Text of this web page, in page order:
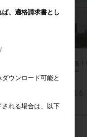
選べる
スター
すべてのおすすめ商品を見る
、適格請求書とし
ウンロード可能と
れる場合は、以下